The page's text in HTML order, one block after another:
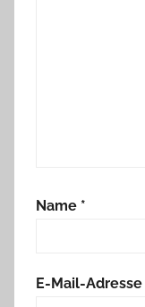
Name *
E-Mail-Adresse